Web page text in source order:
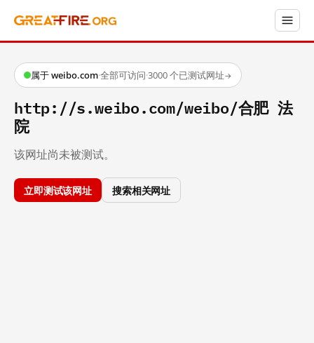
属于 weibo.com·全部可访问·3000 个已测试网址→
http://s.weibo.com/weibo/合肥 法
院
该网址尚未被测试。
立即测试该网址 搜索相关网址